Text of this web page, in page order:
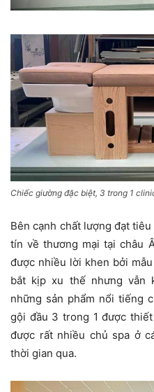
Chiếc giường đặc biệt, 3 trong 1
Bên cạnh chất lượng đạt
tín về thương mại tại châu
được nhiều lời khen bởi
bắt kịp xu thế nhưng vẫn
những sản phẩm nổi tiếng
gội đầu 3 trong 1 được
được rất nhiều chủ spa ở
thời gian qua.